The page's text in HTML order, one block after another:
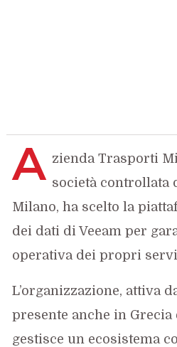
A zienda Trasporti
società controllata
Milano, ha scelto la
dei dati di Veeam per
operativa dei propri
L’organizzazione, attiva
presente anche in Grecia
gestisce un ecosistema